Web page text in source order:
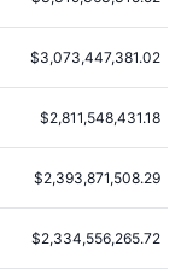
$3,073,447,381.02
$2,811,548,431.18
$2,393,871,508.29
$2,334,556,265.72